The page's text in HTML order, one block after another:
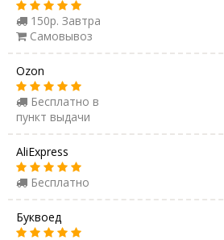
150р. Завтра
Самовывоз
Ozon
Бесплатно в
пункт выдачи
AliExpress
Бесплатно
Буквоед